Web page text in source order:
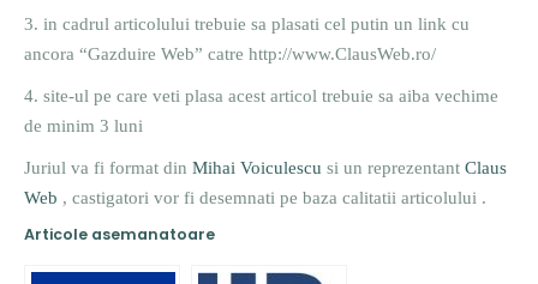
3. in cadrul articolului trebuie sa plasati cel putin un link cu
ancora “Gazduire Web” catre http://www.ClausWeb.ro/
4. site-ul pe care veti plasa acest articol trebuie sa aiba vechime
de minim 3 luni
Juriul va fi format din Mihai Voiculescu si un reprezentant Claus
Web , castigatori vor fi desemnati pe baza calitatii articolului .
Articole asemanatoare